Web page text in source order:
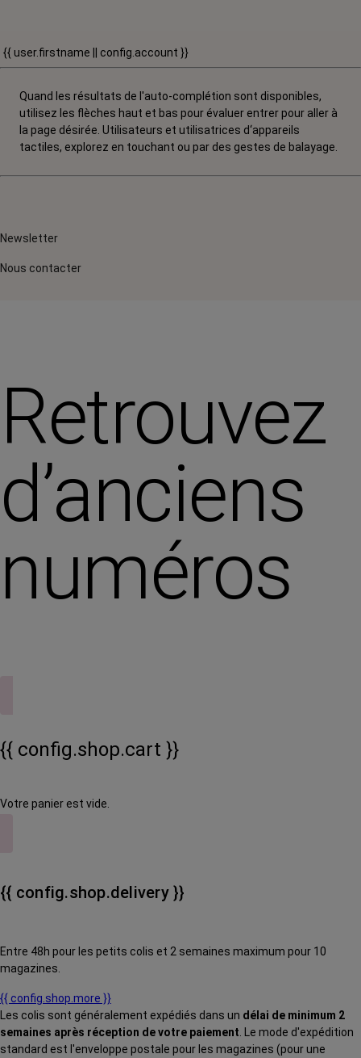
{{ user.firstname || config.account }}
Quand les résultats de l'auto-complétion sont disponibles,
utilisez les flèches haut et bas pour évaluer entrer pour aller à
la page désirée. Utilisateurs et utilisatrices d‘appareils
tactiles, explorez en touchant ou par des gestes de balayage.
Newsletter
Nous contacter
Retrouvez
d’anciens
numéros
{{ config.shop.cart }}
Votre panier est vide.
{{ config.shop.delivery }}
Entre 48h pour les petits colis et 2 semaines maximum pour 10
magazines.
{{ config.shop.more }}
Les colis sont généralement expédiés dans un délai de minimum 2
semaines après réception de votre paiement . Le mode d'expédition
standard est l'enveloppe postale pour les magazines (pour une